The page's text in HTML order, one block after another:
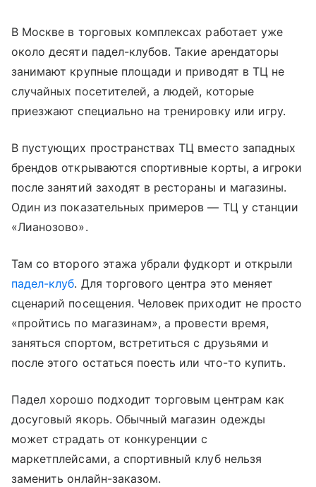
В Москве в торговых комплексах работает уже
около десяти падел-клубов. Такие арендаторы
занимают крупные площади и приводят в ТЦ не
случайных посетителей, а людей, которые
приезжают специально на тренировку или игру.
В пустующих пространствах ТЦ вместо западных
брендов открываются спортивные корты, а игроки
после занятий заходят в рестораны и магазины.
Один из показательных примеров — ТЦ у станции
«Лианозово».
Там со второго этажа убрали фудкорт и открыли
падел-клуб. Для торгового центра это меняет
сценарий посещения. Человек приходит не просто
«пройтись по магазинам», а провести время,
заняться спортом, встретиться с друзьями и
после этого остаться поесть или что-то купить.
Падел хорошо подходит торговым центрам как
досуговый якорь. Обычный магазин одежды
может страдать от конкуренции с
маркетплейсами, а спортивный клуб нельзя
заменить онлайн-заказом.